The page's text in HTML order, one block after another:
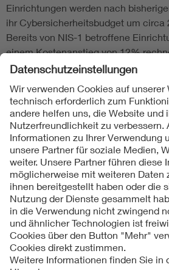
Einrichtungen werden nach
ihr Cybersicherheitsbudget um circa
Bereits von NIS-1 betroffene
einem Kostenanstieg von 12%
Folgen Sie uns
Kontakte
Service
Impressum